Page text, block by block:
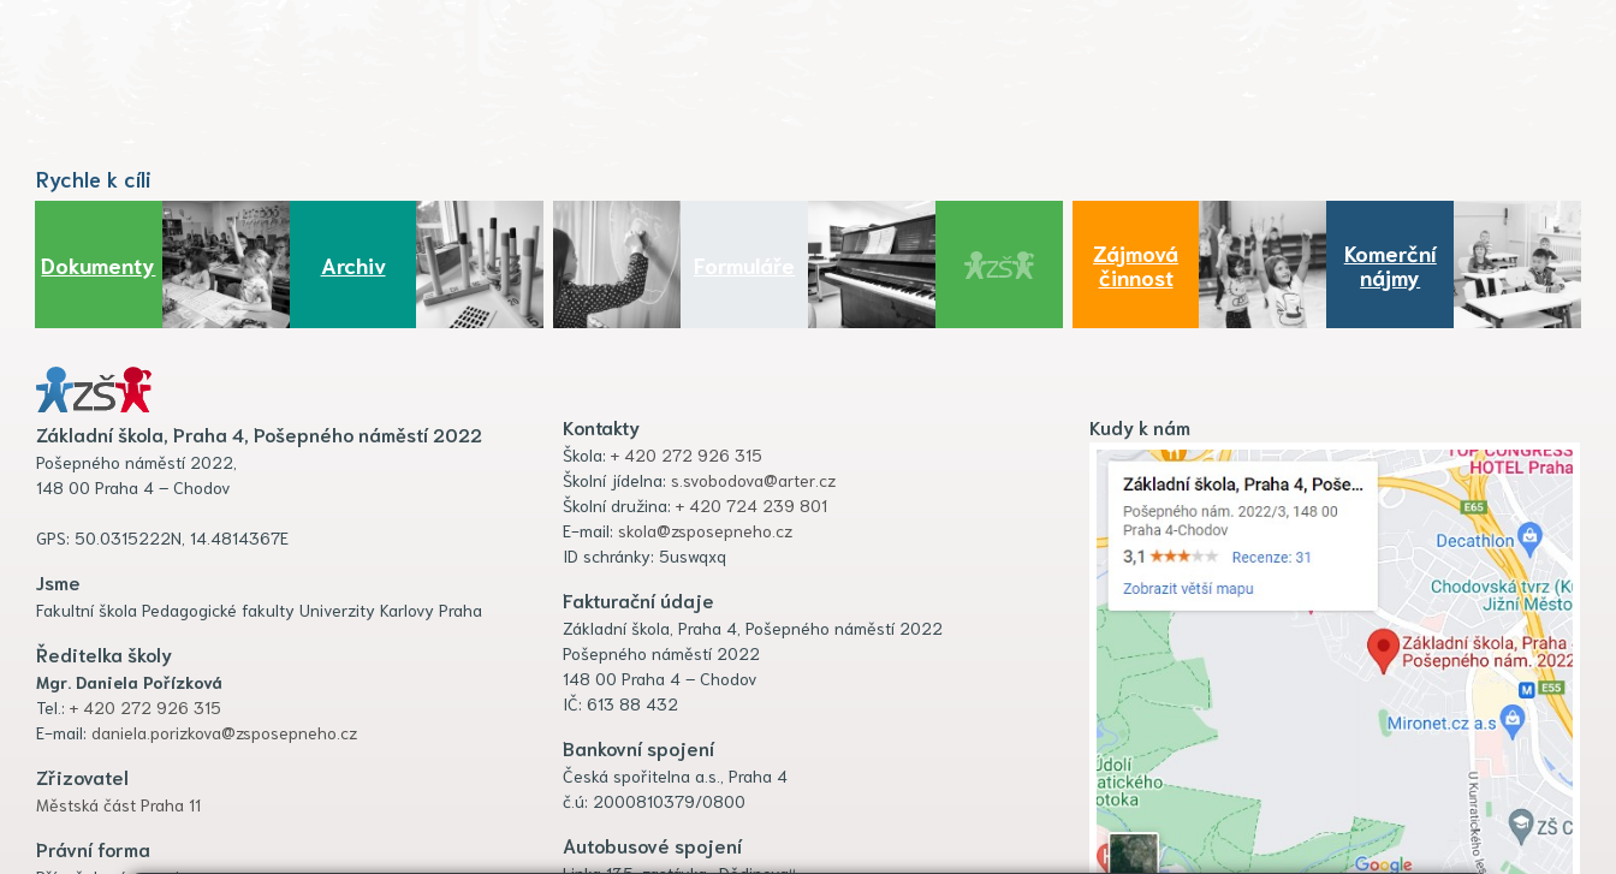
Rychle k cíli
Dokumenty Archiv
Zájmová
činnost
Komerční
nájmy
Základní škola, Praha 4, Pošepného náměstí 2022
Pošepného náměstí 2022,
148 00 Praha 4 – Chodov
GPS: 50.0315222N, 14.4814367E
Jsme
Fakultní škola Pedagogické fakulty Univerzity Karlovy Praha
Ředitelka školy
Mgr. Daniela Pořízková
Tel.: + 420 272 926 315
E-mail: daniela.porizkova@zsposepneho.cz
Zřizovatel
Městská část Praha 11
Právní forma
Kontakty
Škola: + 420 272 926 315
Školní jídelna: s.svobodova@arter.cz
Školní družina: + 420 724 239 801
E-mail: skola@zsposepneho.cz
ID schránky: 5uswqxq
Fakturační údaje
Základní škola, Praha 4, Pošepného náměstí 2022
Pošepného náměstí 2022
148 00 Praha 4 – Chodov
IČ: 613 88 432
Bankovní spojení
Česká spořitelna a.s., Praha 4
č.ú: 2000810379/0800
Autobusové spojení
Kudy k nám